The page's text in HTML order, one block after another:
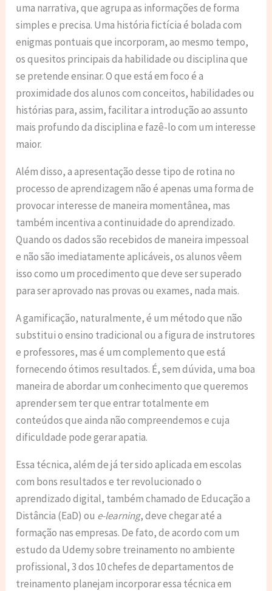
uma narrativa, que agrupa as informações de forma
simples e precisa. Uma história fictícia é bolada com
enigmas pontuais que incorporam, ao mesmo tempo,
os quesitos principais da habilidade ou disciplina que
se pretende ensinar. O que está em foco é a
proximidade dos alunos com conceitos, habilidades ou
histórias para, assim, facilitar a introdução ao assunto
mais profundo da disciplina e fazê-lo com um interesse
maior.
Além disso, a apresentação desse tipo de rotina no
processo de aprendizagem não é apenas uma forma de
provocar interesse de maneira momentânea, mas
também incentiva a continuidade do aprendizado.
Quando os dados são recebidos de maneira impessoal
e não são imediatamente aplicáveis, os alunos vêem
isso como um procedimento que deve ser superado
para ser aprovado nas provas ou exames, nada mais.
A gamificação, naturalmente, é um método que não
substitui o ensino tradicional ou a figura de instrutores
e professores, mas é um complemento que está
fornecendo ótimos resultados. É, sem dúvida, uma boa
maneira de abordar um conhecimento que queremos
aprender sem ter que entrar totalmente em
conteúdos que ainda não compreendemos e cuja
dificuldade pode gerar apatia.
Essa técnica, além de já ter sido aplicada em escolas
com bons resultados e ter revolucionado o
aprendizado digital, também chamado de Educação a
Distância (EaD) ou e-learning, deve chegar até a
formação nas empresas. De fato, de acordo com um
estudo da Udemy sobre treinamento no ambiente
profissional, 3 dos 10 chefes de departamentos de
treinamento planejam incorporar essa técnica em